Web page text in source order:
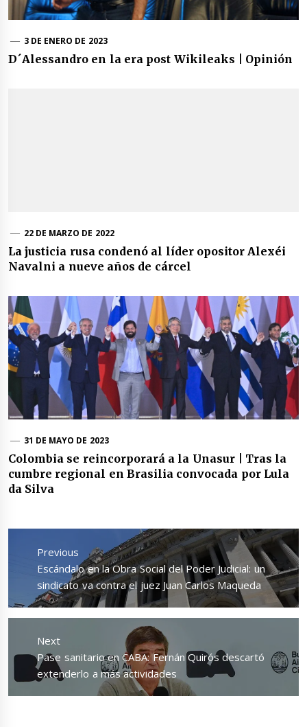
3 DE ENERO DE 2023
D´Alessandro en la era post Wikileaks | Opinión
22 DE MARZO DE 2022
La justicia rusa condenó al líder opositor Alexéi
Navalni a nueve años de cárcel
31 DE MAYO DE 2023
Colombia se reincorporará a la Unasur | Tras la
cumbre regional en Brasilia convocada por Lula
da Silva
Navegación
entradas
Previous
Previous
post:
Escándalo en la Obra Social del Poder Judicial: un
sindicato va contra el juez Juan Carlos Maqueda
Next
Next
post:
Pase sanitario en CABA: Fernán Quirós descartó
extenderlo a más actividades